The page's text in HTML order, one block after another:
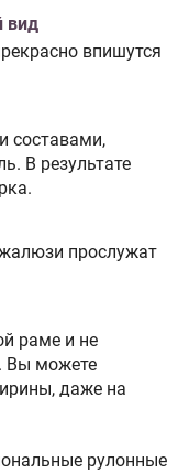
вид
впишутся
составами,
В результате
прослужат
раме и не
Вы можете
даже на
рулонные